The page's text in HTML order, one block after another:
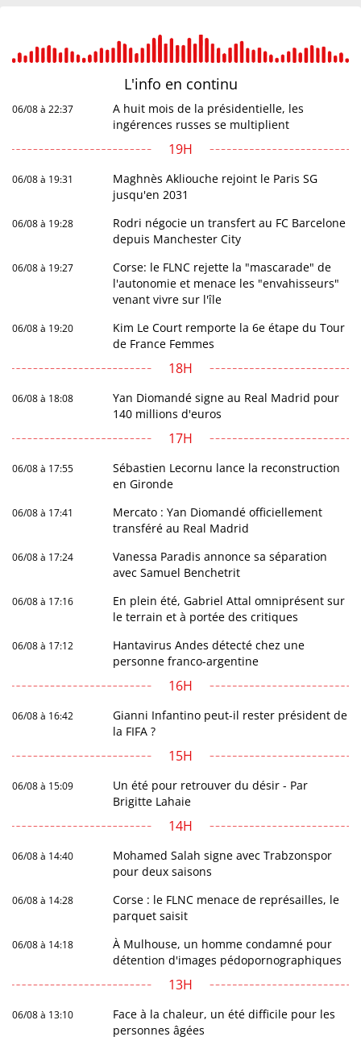
L'info en continu
06/08 à 22:37
A huit mois de la présidentielle, les
ingérences russes se multiplient
19H
06/08 à 19:31
Maghnès Akliouche rejoint le Paris SG
jusqu'en 2031
06/08 à 19:28
Rodri négocie un transfert au FC Barcelone
depuis Manchester City
06/08 à 19:27
Corse: le FLNC rejette la "mascarade" de
l'autonomie et menace les "envahisseurs"
venant vivre sur l'île
06/08 à 19:20
Kim Le Court remporte la 6e étape du Tour
de France Femmes
18H
06/08 à 18:08
Yan Diomandé signe au Real Madrid pour
140 millions d'euros
17H
06/08 à 17:55
Sébastien Lecornu lance la reconstruction
en Gironde
06/08 à 17:41
Mercato : Yan Diomandé officiellement
transféré au Real Madrid
06/08 à 17:24
Vanessa Paradis annonce sa séparation
avec Samuel Benchetrit
06/08 à 17:16
En plein été, Gabriel Attal omniprésent sur
le terrain et à portée des critiques
06/08 à 17:12
Hantavirus Andes détecté chez une
personne franco-argentine
16H
06/08 à 16:42
Gianni Infantino peut-il rester président de
la FIFA ?
15H
06/08 à 15:09
Un été pour retrouver du désir - Par
Brigitte Lahaie
14H
06/08 à 14:40
Mohamed Salah signe avec Trabzonspor
pour deux saisons
06/08 à 14:28
Corse : le FLNC menace de représailles, le
parquet saisit
06/08 à 14:18
À Mulhouse, un homme condamné pour
détention d'images pédopornographiques
13H
06/08 à 13:10
Face à la chaleur, un été difficile pour les
personnes âgées